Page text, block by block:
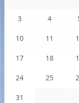
3 4
10 11
17 18
24 25
31